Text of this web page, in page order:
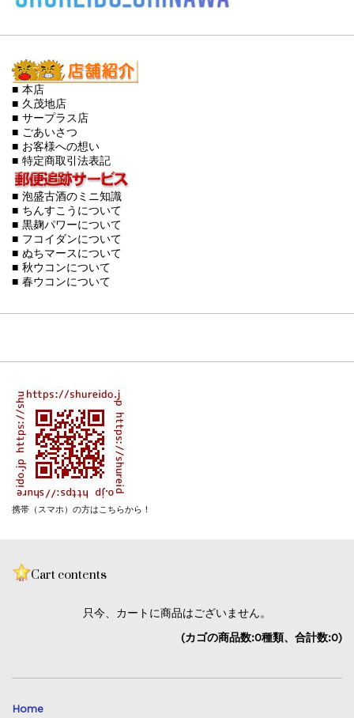
■ 本店
■ 久茂地店
■ サープラス店
■ ごあいさつ
■ お客様への想い
■ 特定商取引法表記
■ 泡盛古酒のミニ知識
■ ちんすこうについて
■ 黒麹パワーについて
■ フコイダンについて
■ ぬちマースについて
■ 秋ウコンについて
■ 春ウコンについて
携帯（スマホ）の方はこちらから！
Cart contents
只今、カートに商品はございません。
(カゴの商品数:0種類、合計数:0)
Home